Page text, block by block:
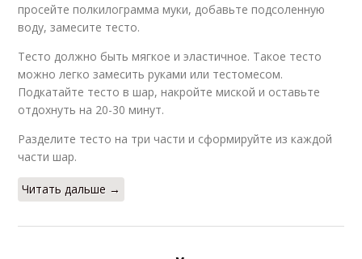
просейте полкилограмма муки, добавьте подсоленную
воду, замесите тесто.
Тесто должно быть мягкое и эластичное. Такое тесто
можно легко замесить руками или тестомесом.
Подкатайте тесто в шар, накройте миской и оставьте
отдохнуть на 20-30 минут.
Разделите тесто на три части и сформируйте из каждой
части шар.
Читать дальше →